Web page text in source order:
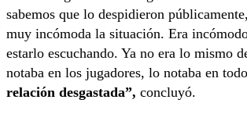
sabemos que lo despidieron
muy incómoda la situación. Era
estarlo escuchando. Ya no era lo mismo
notaba en los jugadores, lo notaba en
relación desgastada”, concluyó.